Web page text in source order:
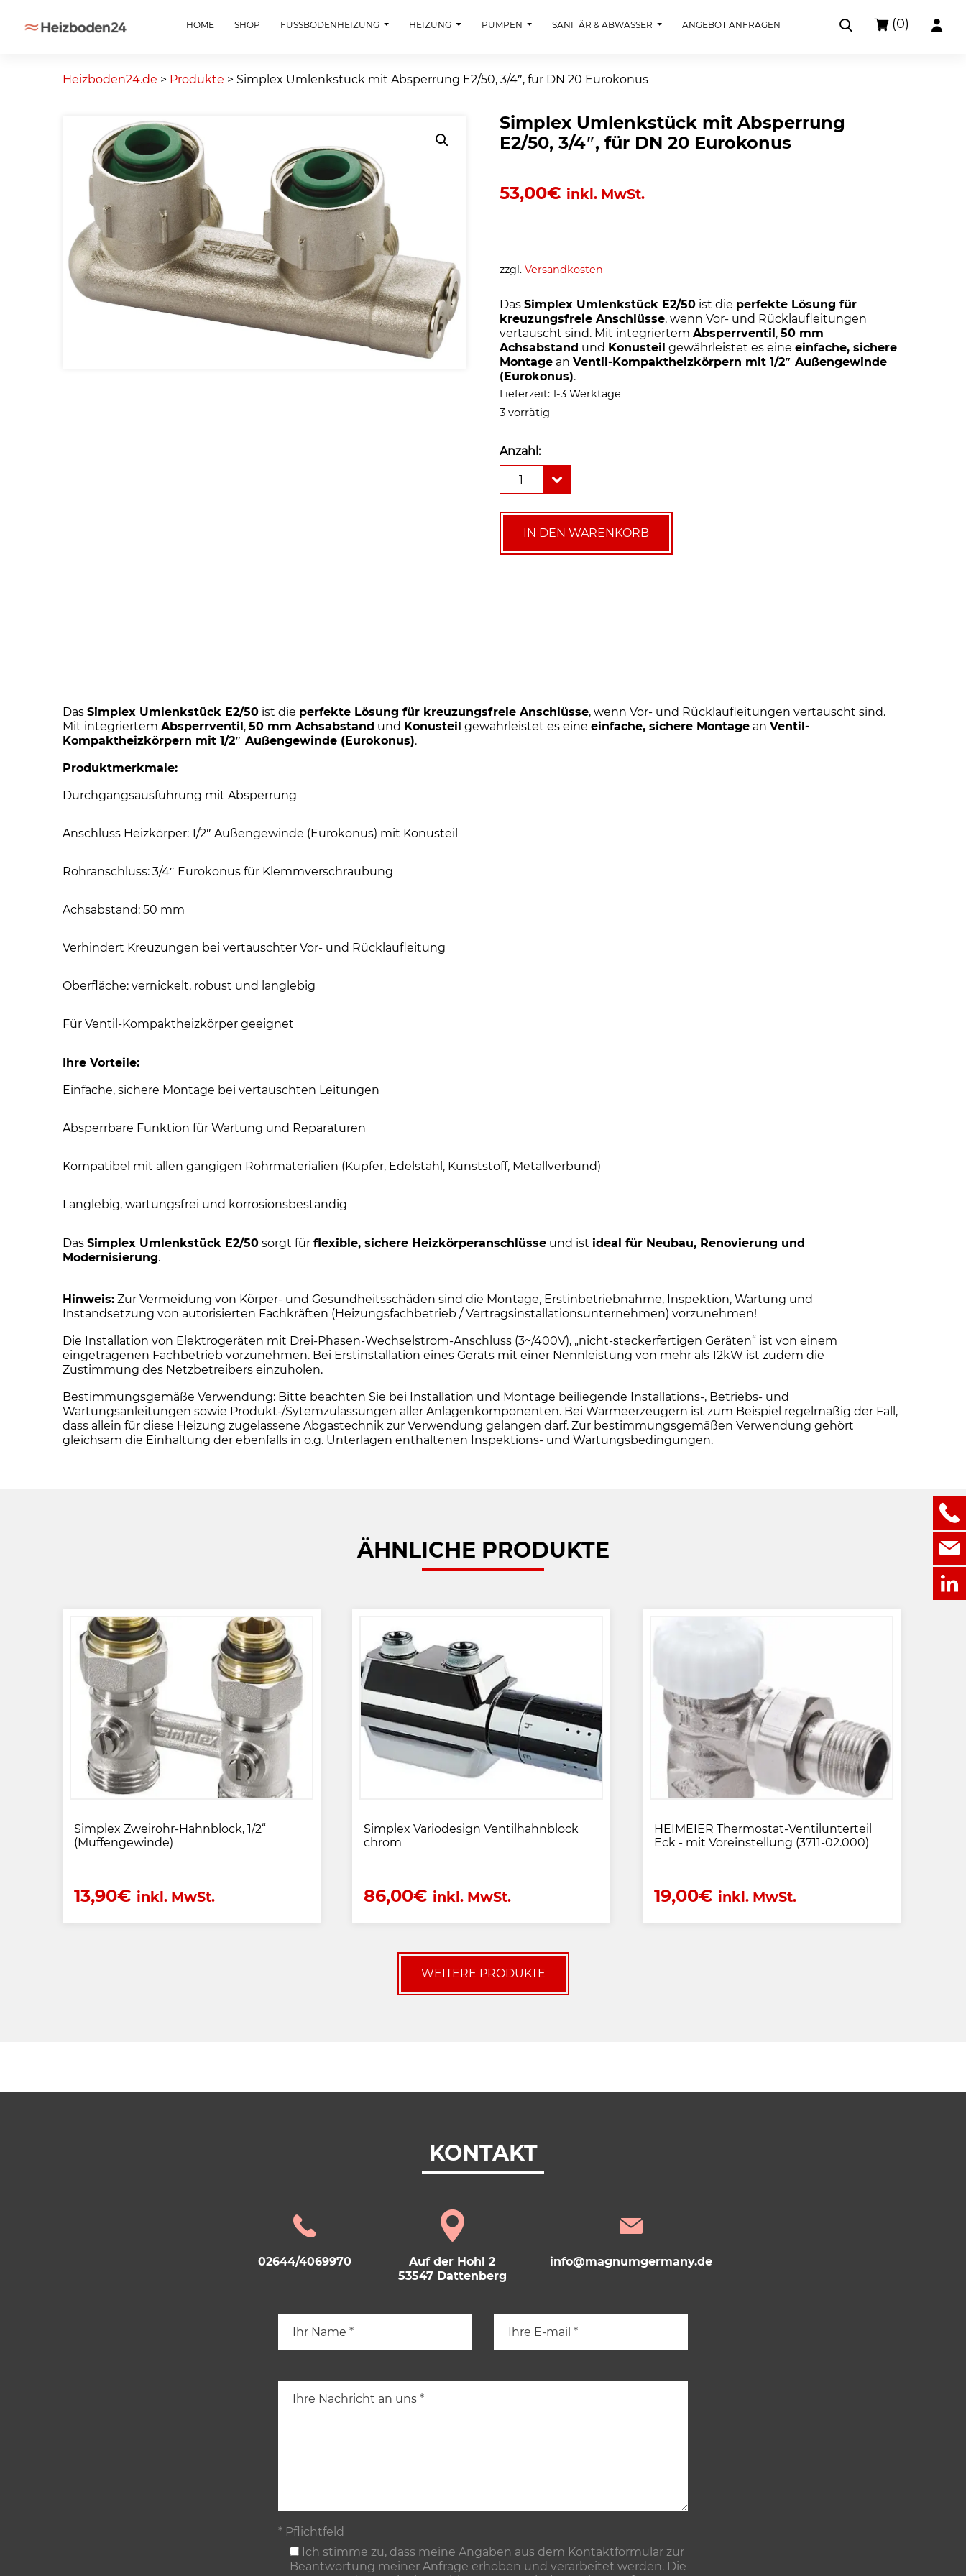
HOME SHOP FUSSBODENHEIZUNG HEIZUNG PUMPEN SANITÄR & ABWASSER ANGEBOT ANFRAGEN (0)
Heizboden24.de > Produkte > Simplex Umlenkstück mit Absperrung E2/50, 3/4″, für DN 20 Eurokonus
Simplex Umlenkstück mit Absperrung
E2/50, 3/4″, für DN 20 Eurokonus
53,00€ inkl. MwSt.
zzgl.Versandkosten
DasSimplex Umlenkstück E2/50 ist die perfekte Lösung für
kreuzungsfreie Anschlüsse, wenn Vor- und Rücklaufleitungen
vertauscht sind. Mit integriertemAbsperrventil,50 mm
Achsabstand und Konusteil gewährleistet es eineeinfache, sichere
Montage anVentil-Kompaktheizkörpern mit 1/2″ Außengewinde
(Eurokonus).
Lieferzeit:1-3 Werktage
3 vorrätig
Anzahl:
Umlenkstück
Absperrung
E2/50,
für
1
IN DEN WARENKORB
Das Simplex Umlenkstück E2/50 ist die perfekte Lösung für kreuzungsfreie Anschlüsse, wenn Vor- und Rücklaufleitungen vertauscht sind.
Mit integriertem Absperrventil, 50 mm Achsabstand und Konusteil gewährleistet es eine einfache, sichere Montage an Ventil-
Kompaktheizkörpern mit 1/2″ Außengewinde (Eurokonus).
Produktmerkmale:
Durchgangsausführung mit Absperrung
Anschluss Heizkörper: 1/2″ Außengewinde (Eurokonus) mit Konusteil
Rohranschluss: 3/4″ Eurokonus für Klemmverschraubung
Achsabstand: 50 mm
Verhindert Kreuzungen bei vertauschter Vor- und Rücklaufleitung
Oberfläche: vernickelt, robust und langlebig
Für Ventil-Kompaktheizkörper geeignet
Ihre Vorteile:
Einfache, sichere Montage bei vertauschten Leitungen
Absperrbare Funktion für Wartung und Reparaturen
Kompatibel mit allen gängigen Rohrmaterialien (Kupfer, Edelstahl, Kunststoff, Metallverbund)
Langlebig, wartungsfrei und korrosionsbeständig
Das Simplex Umlenkstück E2/50 sorgt für flexible, sichere Heizkörperanschlüsse und ist ideal für Neubau, Renovierung und
Modernisierung.
Hinweis: Zur Vermeidung von Körper- und Gesundheitsschäden sind die Montage, Erstinbetriebnahme, Inspektion, Wartung und
Instandsetzung von autorisierten Fachkräften (Heizungsfachbetrieb / Vertragsinstallationsunternehmen) vorzunehmen!
Die Installation von Elektrogeräten mit Drei-Phasen-Wechselstrom-Anschluss (3~/400V), „nicht-steckerfertigen Geräten“ ist von einem
eingetragenen Fachbetrieb vorzunehmen. Bei Erstinstallation eines Geräts mit einer Nennleistung von mehr als 12kW ist zudem die
Zustimmung des Netzbetreibers einzuholen.
Bestimmungsgemäße Verwendung: Bitte beachten Sie bei Installation und Montage beiliegende Installations-, Betriebs- und
Wartungsanleitungen sowie Produkt-/Sytemzulassungen aller Anlagenkomponenten. Bei Wärmeerzeugern ist zum Beispiel regelmäßig der Fall,
dass allein für diese Heizung zugelassene Abgastechnik zur Verwendung gelangen darf. Zur bestimmungsgemäßen Verwendung gehört
gleichsam die Einhaltung der ebenfalls in o.g. Unterlagen enthaltenen Inspektions- und Wartungsbedingungen.
ÄHNLICHE PRODUKTE
Simplex Zweirohr-Hahnblock, 1/2“
(Muffengewinde)
13,90€ inkl. MwSt.
Simplex Variodesign Ventilhahnblock
chrom
86,00€ inkl. MwSt.
HEIMEIER Thermostat-Ventilunterteil
Eck - mit Voreinstellung (3711-02.000)
19,00€ inkl. MwSt.
WEITERE PRODUKTE
KONTAKT
02644/4069970
Auf der Hohl 2
53547 Dattenberg
info@magnumgermany.de
* Pflichtfeld
Ich stimme zu, dass meine Angaben aus dem Kontaktformular zur
Beantwortung meiner Anfrage erhoben und verarbeitet werden. Die